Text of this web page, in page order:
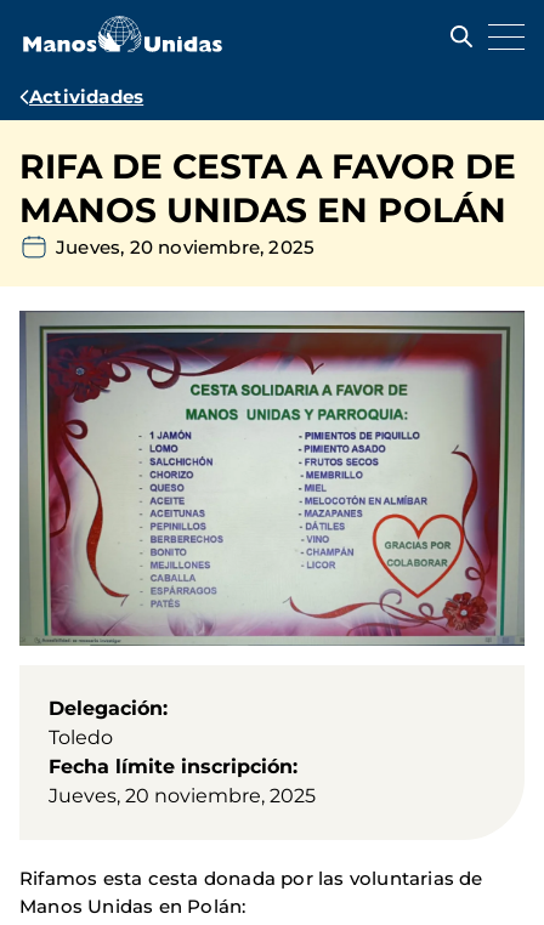
contenido
Ruta
navegación
Actividades
RIFA DE CESTA A FAVOR DE
MANOS UNIDAS EN POLÁN
Jueves, 20 noviembre, 2025
Delegación
Toledo
Fecha límite inscripción
Jueves, 20 noviembre, 2025
Rifamos esta cesta donada por las voluntarias de
Manos Unidas en Polán: